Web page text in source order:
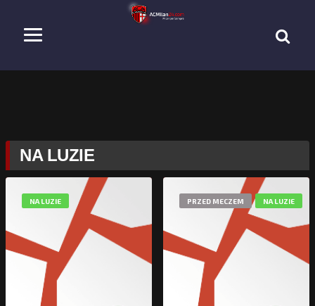
NA LUZIE
NA LUZIE PRZED MECZEM NA LUZIE